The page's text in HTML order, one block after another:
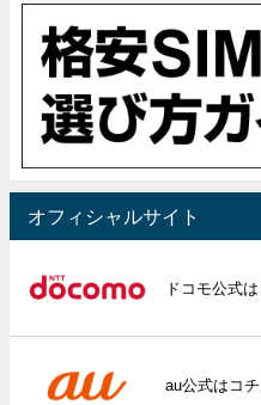
オフィシャルサイト
ドコモ公式
au公式はコチ